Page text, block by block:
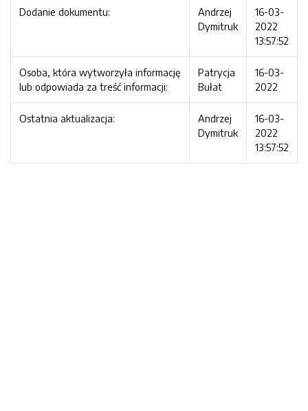
Dodanie dokumentu:
Andrzej
Dymitruk
16-03-
2022
13:57:52
Osoba, która wytworzyła informację
lub odpowiada za treść informacji:
Patrycja
Bułat
16-03-
2022
Ostatnia aktualizacja:
Andrzej
Dymitruk
16-03-
2022
13:57:52